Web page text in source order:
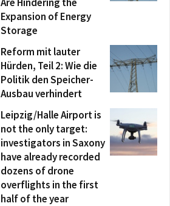
Expansion of Energy
Storage
Reform mit lauter
Hürden, Teil 2: Wie die
Politik den Speicher-
Ausbau verhindert
Leipzig/Halle Airport is
not the only target:
investigators in Saxony
have already recorded
dozens of drone
overflights in the first
half of the year